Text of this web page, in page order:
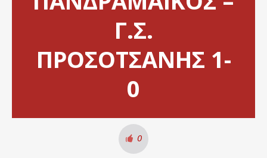
Γ.Σ.
ΠΡΟΣΟΤΣΑΝΗΣ 1-
0
0